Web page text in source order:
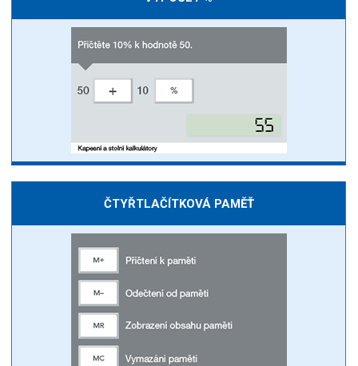
ČTYŘTLAČÍTKOVÁ PAMĚŤ